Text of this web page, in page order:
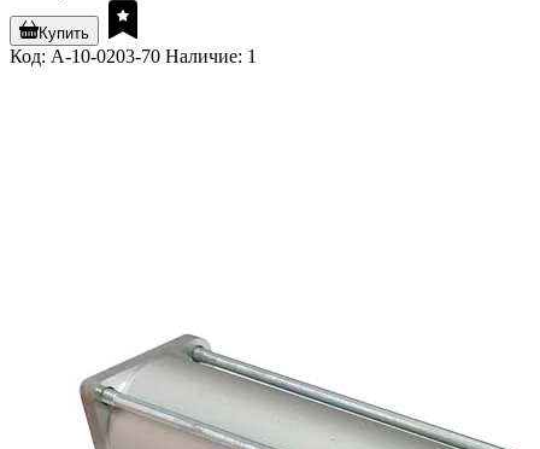
Купить
Код: A-10-0203-70 Наличие: 1